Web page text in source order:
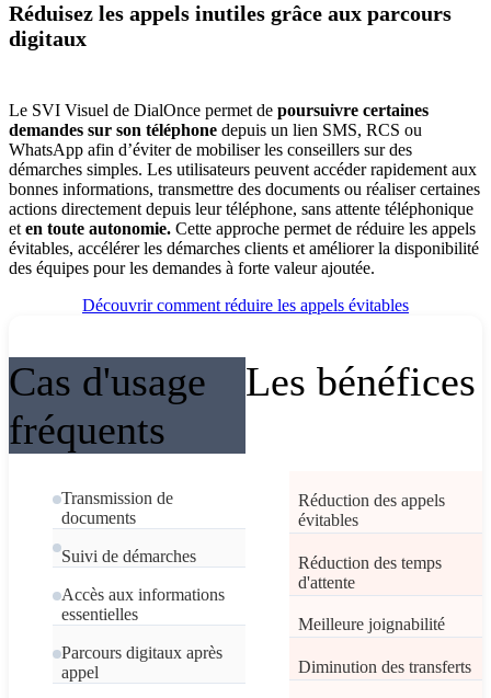
Réduisez les appels inutiles grâce aux parcours
digitaux
Le SVI Visuel de DialOnce permet de poursuivre certaines
demandes sur son téléphone depuis un lien SMS, RCS ou
WhatsApp afin d’éviter de mobiliser les conseillers sur des
démarches simples. Les utilisateurs peuvent accéder rapidement aux
bonnes informations, transmettre des documents ou réaliser certaines
actions directement depuis leur téléphone, sans attente téléphonique
et en toute autonomie. Cette approche permet de réduire les appels
évitables, accélérer les démarches clients et améliorer la disponibilité
des équipes pour les demandes à forte valeur ajoutée.
Découvrir comment réduire les appels évitables
Cas d'usage
fréquents
Les bénéfices
Transmission de
documents
Suivi de démarches
Accès aux informations
essentielles
Parcours digitaux après
appel
Réduction des appels
évitables
Réduction des temps
d'attente
Meilleure joignabilité
Diminution des transferts